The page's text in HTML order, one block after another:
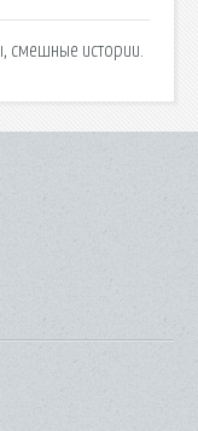
смешные истории.